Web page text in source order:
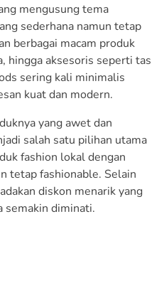
mengusung tema
sederhana namun tetap
berbagai macam produk
hingga aksesoris seperti tas
sering kali minimalis
kuat dan modern.
yang awet dan
salah satu pilihan utama
fashion lokal dengan
tetap fashionable. Selain
diskon menarik yang
semakin diminati.